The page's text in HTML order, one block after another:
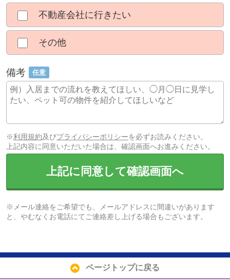
不動産会社に行きたい
その他
備考 任意
※利用規約及びプライバシーポリシーを必ずお読みください。
上記内容に同意いただいた場合は、確認画面へお進みください。
上記に同意して確認画面へ
※メール連絡をご希望でも、メールアドレスに間違いがあります
と、やむなくお電話にてご連絡差し上げる場合もございます。
ページトップに戻る